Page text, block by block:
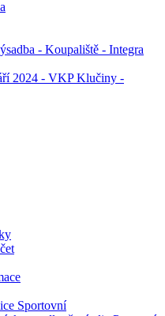
- Koupaliště - Integra
2024 - VKP Klučiny -
Sportovní